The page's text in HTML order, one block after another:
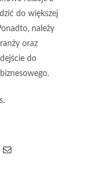
do większej
należy
oraz
do